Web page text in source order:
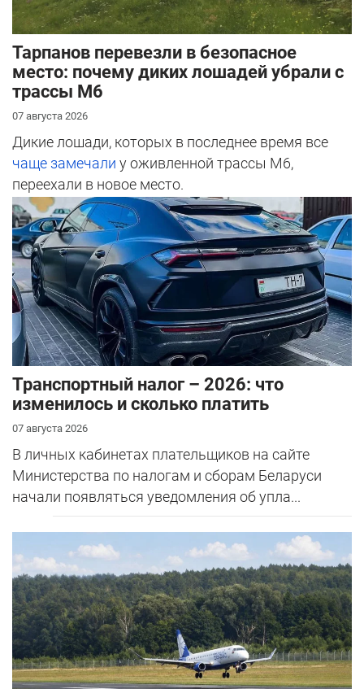
Тарпанов перевезли в безопасное
место: почему диких лошадей убрали с
трассы М6
07 августа 2026
Дикие лошади, которых в последнее время все
чаще замечали у оживленной трассы М6,
переехали в новое место.
Транспортный налог – 2026: что
изменилось и сколько платить
07 августа 2026
В личных кабинетах плательщиков на сайте
Министерства по налогам и сборам Беларуси
начали появляться уведомления об упла...